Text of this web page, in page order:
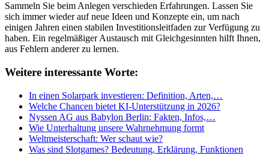
Sammeln Sie beim Anlegen verschieden Erfahrungen. Lassen Sie
sich immer wieder auf neue Ideen und Konzepte ein, um nach
einigen Jahren einen stabilen Investitionsleitfaden zur Verfügung zu
haben. Ein regelmäßiger Austausch mit Gleichgesinnten hilft Ihnen,
aus Fehlern anderer zu lernen.
Weitere interessante Worte:
In einen Solarpark investieren: Definition, Arten,…
Welche Chancen bietet KI-Unterstützung in 2026?
Nyssen AG aus Babylon Berlin: Fakten, Infos,…
Wie Unterhaltung unsere Wahrnehmung formt
Weltmeisterschaft: Wer schaut wie?
Was sind Slotgames? Bedeutung, Erklärung, Funktionen